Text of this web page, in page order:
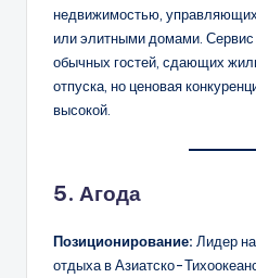
недвижимостью,
или элитными домами. Сервис
обычных гостей, сдающих
отпуска, но ценовая
высокой.
5. Агода
Позиционирование: Лидер
отдыха в Азиатско-